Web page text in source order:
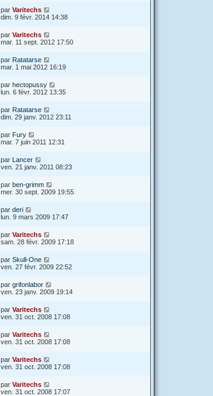
par Varitechs
dim. 9 févr. 2014 14:38
par Varitechs
mar. 11 sept. 2012 17:50
par Ratatarse
mar. 1 mai 2012 16:19
par hectopussy
lun. 6 févr. 2012 13:35
par Ratatarse
dim. 29 janv. 2012 23:11
par Fury
mar. 7 juin 2011 12:31
par Lancer
ven. 21 janv. 2011 08:23
par ben-grimm
mer. 30 sept. 2009 19:55
par deri
lun. 9 mars 2009 17:47
par Varitechs
sam. 28 févr. 2009 17:18
par Skull-One
ven. 27 févr. 2009 22:52
par grifonlabor
ven. 23 janv. 2009 19:14
par Varitechs
ven. 31 oct. 2008 17:08
par Varitechs
ven. 31 oct. 2008 17:08
par Varitechs
ven. 31 oct. 2008 17:08
par Varitechs
ven. 31 oct. 2008 17:07